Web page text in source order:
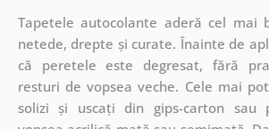
Tapetele autocolante aderă cel mai
netede, drepte și curate. Înainte de
că peretele este degresat, fără
resturi de vopsea veche. Cele mai
solizi și uscați din gips-carton sau